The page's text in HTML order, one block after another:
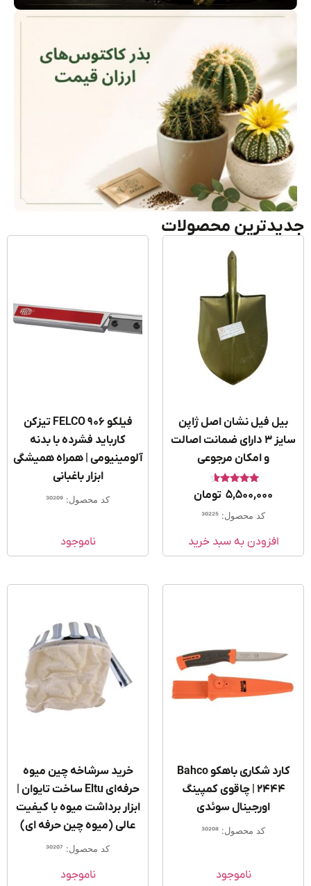
محصولات
بیل فیل نشان اصل ژاپن
سایز 3 دارای ضمانت اصالت
و امکان مرجوعی
4.33
5,500,000 تومان
کد محصول: 30225
افزودن به سبد خرید
فیلکو FELCO 906 تیزکن
کارباید فشرده با بدنه
آلومینیومی | همراه همیشگی
ابزار باغبانی
کد محصول: 30209
ناموجود
کارد شکاری باهکو Bahco
2444 | چاقوی کمپینگ
اورجینال سوئدی
کد محصول: 30208
ناموجود
خرید سرشاخه‌ چین میوه
حرفه‌ای Eltu ساخت تایوان |
ابزار برداشت میوه با کیفیت
عالی (میوه چین حرفه ای)
کد محصول: 30207
ناموجود